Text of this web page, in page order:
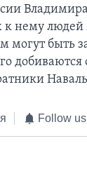
нему людей
могут быть
добиваются
Follow us